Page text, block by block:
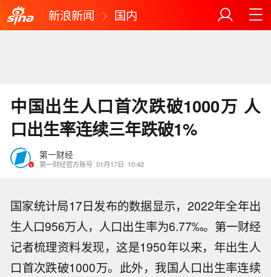
新浪新闻 国内
中国出生人口首次跌破1000万 人
口出生率连续三年跌破1%
第一财经
第一财经官方账号 01月17日 10:42
国家统计局17日发布的数据显示，2022年全年出
生人口956万人，人口出生率为6.77‰。第一财经
记者梳理资料发现，这是1950年以来，年出生人
口首次跌破1000万。此外，我国人口出生率连续